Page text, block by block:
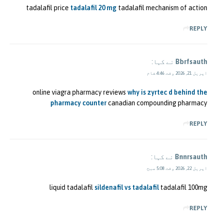
tadalafil price tadalafil 20 mg tadalafil mechanism of action
REPLY
Bbrfsauth نے کہا:
اپریل 21, 2026 وقت 4:46 شام
online viagra pharmacy reviews why is zyrtec d behind the
pharmacy countercanadian compounding pharmacy
REPLY
Bnnrsauth نے کہا:
اپریل 22, 2026 وقت 5:08 صبح
liquid tadalafil sildenafil vs tadalafiltadalafil 100mg
REPLY